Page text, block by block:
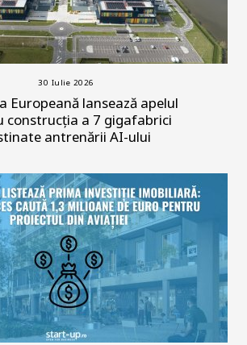
30 Iulie 2026
Europeană lansează apelul
construcția a 7 gigafabrici
antrenării AI-ului